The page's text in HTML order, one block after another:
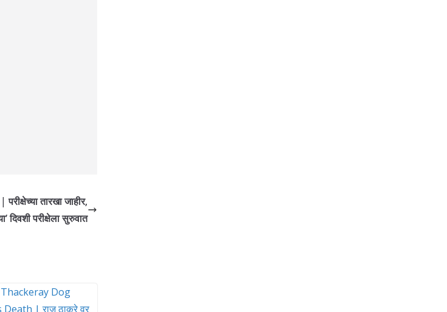
तारखा जाहीर,
दिवशी परीक्षेला सुरुवात